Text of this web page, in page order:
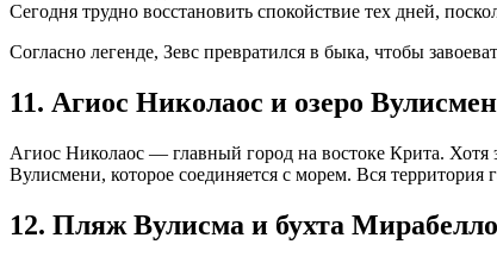
Сегодня трудно восстановить спокойствие тех дней,
Согласно легенде, Зевс превратился в быка, чтобы
11. Агиос Николаос и озеро
Агиос Николаос — главный город на востоке Крита. Хотя
Вулисмени, которое соединяется с морем. Вся
12. Пляж Вулисма и бухта Мирабелло